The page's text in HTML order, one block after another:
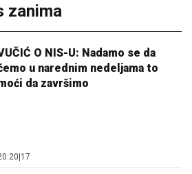
zanima
O NIS-U: Nadamo se da
u narednim nedeljama to
da završimo
|17